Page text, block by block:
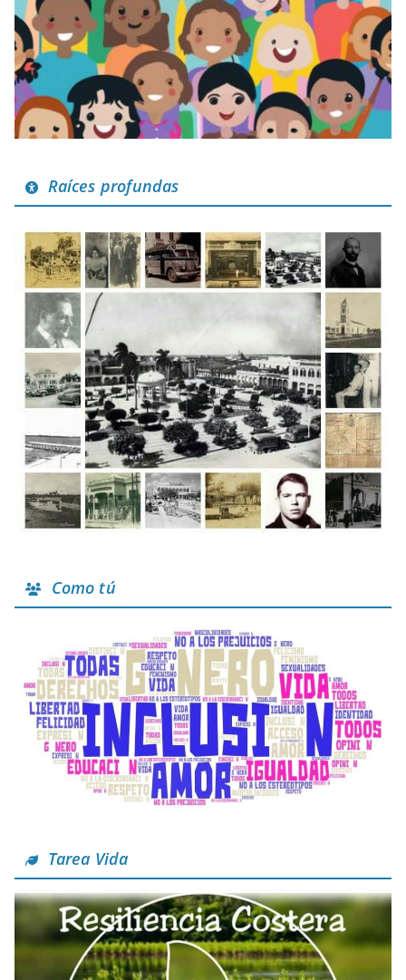
Raíces profundas
Como tú
Tarea Vida